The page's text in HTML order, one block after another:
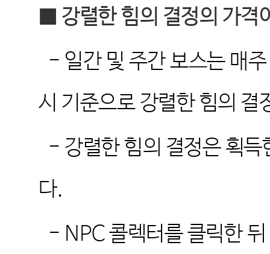
■ 강렬한 힘의 결정의 가격
- 일간 및 주간 보스는 매
시 기준으로 강렬한 힘의 결
- 강렬한 힘의 결정은 획
다.
- NPC콜렉터를 클릭한 뒤